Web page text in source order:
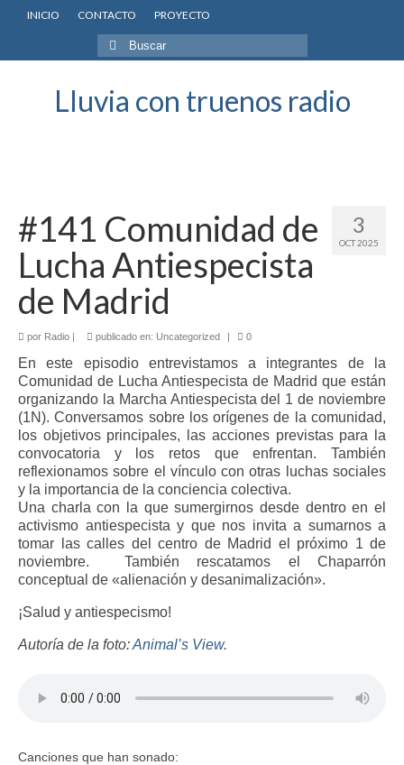
INICIO CONTACTO PROYECTO
Buscar
por:
Lluvia con truenos radio
3
OCT 2025
#141 Comunidad de
Lucha Antiespecista
de Madrid
por Radio | publicado en: Uncategorized | 0
En este episodio entrevistamos a integrantes de la
Comunidad de Lucha Antiespecista de Madrid que están
organizando la Marcha Antiespecista del 1 de noviembre
(1N). Conversamos sobre los orígenes de la comunidad,
los objetivos principales, las acciones previstas para la
convocatoria y los retos que enfrentan. También
reflexionamos sobre el vínculo con otras luchas sociales
y la importancia de la conciencia colectiva.
Una charla con la que sumergirnos desde dentro en el
activismo antiespecista y que nos invita a sumarnos a
tomar las calles del centro de Madrid el próximo 1 de
noviembre. También rescatamos el Chaparrón
conceptual de «alienación y desanimalización».
¡Salud y antiespecismo!
Autoría de la foto:Animal’s View.
Canciones que han sonado: